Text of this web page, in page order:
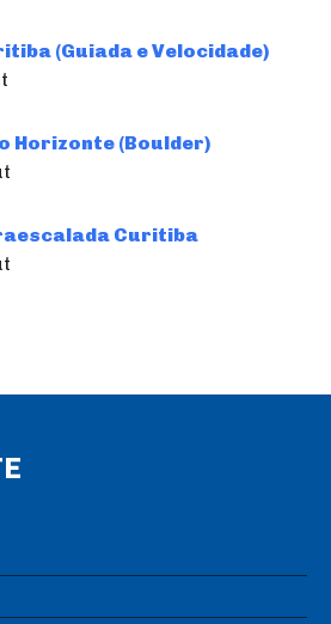
(Guiada e Velocidade)
Horizonte (Boulder)
Curitiba